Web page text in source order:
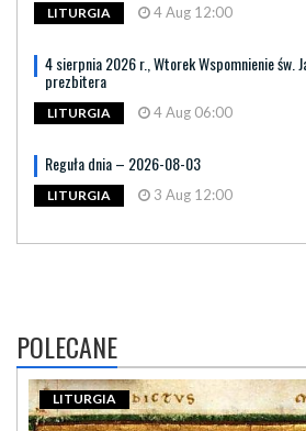
LITURGIA 4 Aug 12:00
4 sierpnia 2026 r., Wtorek Wspomnienie św.
prezbitera
LITURGIA 4 Aug 06:00
Reguła dnia – 2026-08-03
LITURGIA 3 Aug 12:00
POLECANE
LITURGIA